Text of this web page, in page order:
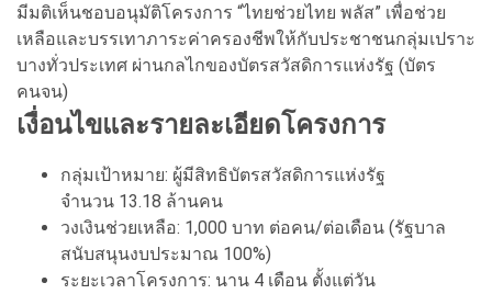
มีมติเห็นชอบอนุมัติโครงการ “ไทยช่วยไทย พลัส” เพื่อช่วย
เหลือและบรรเทาภาระค่าครองชีพให้กับประชาชนกลุ่มเปราะ
บางทั่วประเทศ ผ่านกลไกของบัตรสวัสดิการแห่งรัฐ (บัตร
คนจน)
เงื่อนไขและรายละเอียดโครงการ
กลุ่มเป้าหมาย: ผู้มีสิทธิบัตรสวัสดิการแห่งรัฐ
จำนวน 13.18 ล้านคน
วงเงินช่วยเหลือ: 1,000 บาท ต่อคน/ต่อเดือน (รัฐบาล
สนับสนุนงบประมาณ 100%)
ระยะเวลาโครงการ: นาน 4 เดือน ตั้งแต่วัน